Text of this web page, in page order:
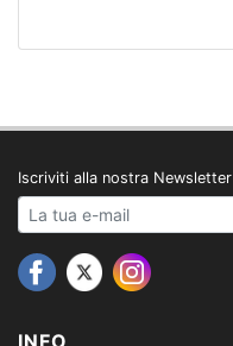
INFO
Iscriviti alla nostra Newsletter
Your email address